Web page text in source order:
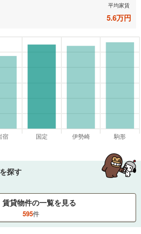
平均家賃
5.6万円
探す
賃貸物件の一覧を見る
595件